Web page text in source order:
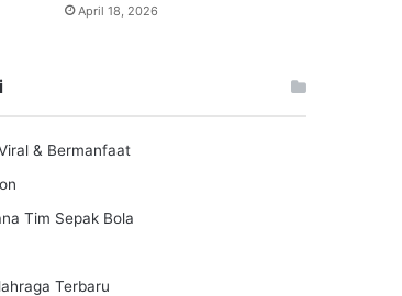
April 18, 2026
& Bermanfaat
Tim Sepak Bola
Terbaru